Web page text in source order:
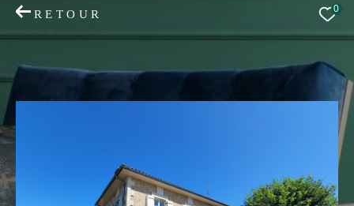
0
RETOUR
Acheter